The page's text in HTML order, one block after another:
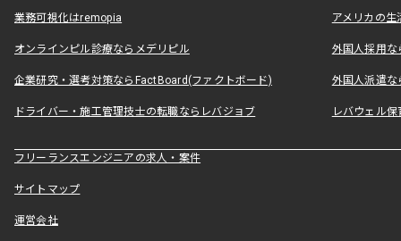
業務可視化はremopia アメリカの
オンラインピル診療ならメデリピル 外国人採用
企業研究・選考対策ならFactBoard(ファクトボード) 外国人派遣な
ドライバー・施工管理技士の転職ならレバジョブ レバウェル
フリーランスエンジニアの求人・案件
サイトマップ
運営会社